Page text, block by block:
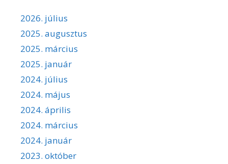
2026. július
2025. augusztus
2025. március
2025. január
2024. július
2024. május
2024. április
2024. március
2024. január
2023. október